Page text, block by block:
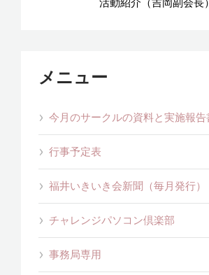
活動紹介（吉岡副会長）
メニュー
今月のサークルの資料と実施報告
行事予定表
福井いきいき会新聞（毎月発行）
チャレンジパソコン倶楽部
事務局専用